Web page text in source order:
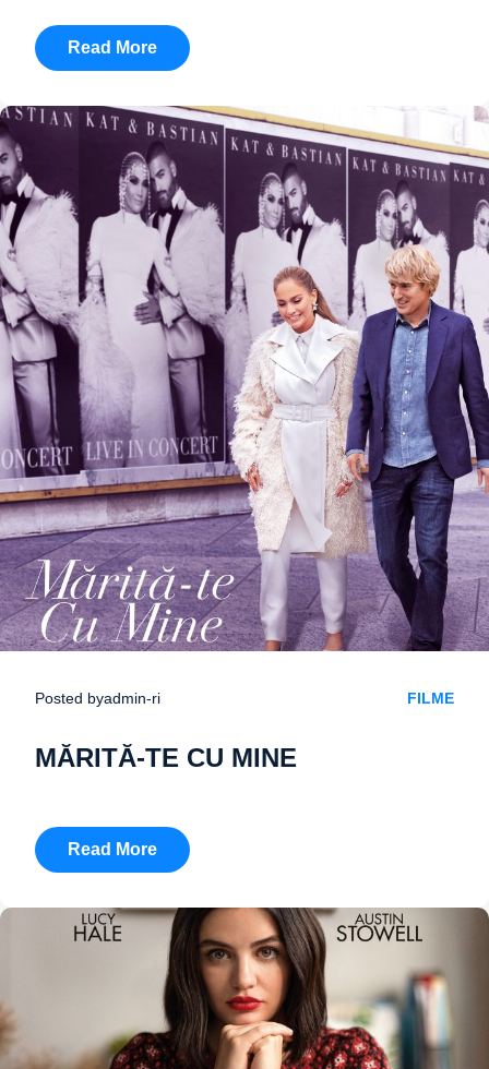
Read More
Posted byadmin-ri FILME
MĂRITĂ-TE CU MINE
Read More